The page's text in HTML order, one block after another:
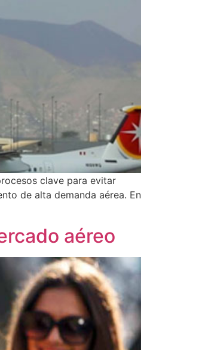
clave para evitar
de alta demanda aérea. En
aéreo